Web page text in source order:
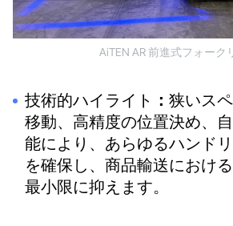
AiTEN AR 前進式フォーク
技術的ハイライト ：狭いス
移動、高精度の位置決め、
能により、あらゆるハンド
を確保し、商品輸送におけ
最小限に抑えます。